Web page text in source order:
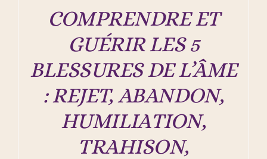
COMPRENDRE ET
GUÉRIR LES 5
BLESSURES DE L’ÂME
: REJET, ABANDON,
HUMILIATION,
TRAHISON,